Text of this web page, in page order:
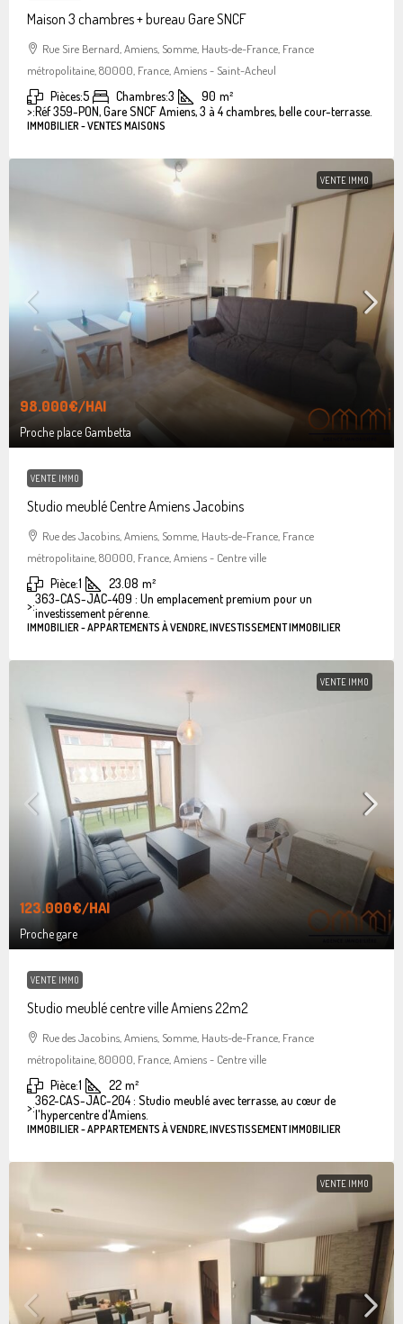
Maison 3 chambres + bureau Gare SNCF
Rue Sire Bernard, Amiens, Somme, Hauts-de-France, France
métropolitaine, 80000, France, Amiens - Saint-Acheul
Pièces:5 Chambres:3 90 m²
>:Réf 359-PON, Gare SNCF Amiens, 3 à 4 chambres, belle cour-terrasse.
IMMOBILIER - VENTES MAISONS
VENTE IMMO
98.000€/HAI
Proche place Gambetta
VENTE IMMO
Studio meublé Centre Amiens Jacobins
Rue des Jacobins, Amiens, Somme, Hauts-de-France, France
métropolitaine, 80000, France, Amiens - Centre ville
Pièce:1 23.08 m²
>:363-CAS-JAC-409 : Un emplacement premium pour un
investissement pérenne.
IMMOBILIER - APPARTEMENTS À VENDRE, INVESTISSEMENT IMMOBILIER
VENTE IMMO
123.000€/HAI
Proche gare
VENTE IMMO
Studio meublé centre ville Amiens 22m2
Rue des Jacobins, Amiens, Somme, Hauts-de-France, France
métropolitaine, 80000, France, Amiens - Centre ville
Pièce:1 22 m²
>:362-CAS-JAC-204 : Studio meublé avec terrasse, au cœur de
l'hypercentre d'Amiens.
IMMOBILIER - APPARTEMENTS À VENDRE, INVESTISSEMENT IMMOBILIER
VENTE IMMO